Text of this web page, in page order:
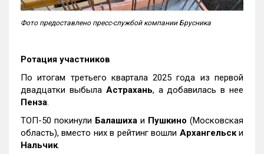
Фото предоставлено пресс-службой компании Брусника
Ротация участников
По итогам третьего квартала 2025 года из первой
двадцатки выбыла Астрахань, а добавилась в нее
Пенза.
ТОП-50 покинули Балашиха и Пушкино (Московская
область), вместо них в рейтинг вошли Архангельски
Нальчик.